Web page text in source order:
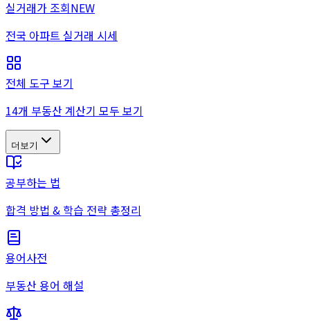
실거래가 조회NEW
전국 아파트 실거래 시세
전체 도구 보기
14개 부동산 계산기 모두 보기
더보기
공부하는 법
합격 방법 & 학습 전략 총정리
용어사전
부동산 용어 해설